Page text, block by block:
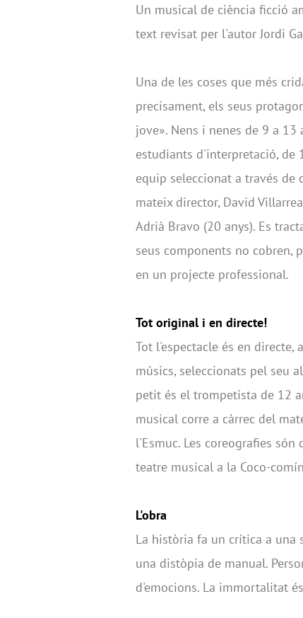
Un musical de ciència ficció
text revisat per l'autor Jordi
Una de les coses que més
precisament, els seus
jove». Nens i nenes de 9 a
estudiants d'interpretació, de
equip seleccionat a través de
mateix director, David
Adrià Bravo (20 anys). Es
seus components no cobren,
en un projecte professional.
Tot original i en directe!
Tot l'espectacle és en directe,
músics, seleccionats pel seu
petit és el trompetista de 12
musical corre a càrrec del
l'Esmuc. Les coreografies
teatre musical a la Coco-
L'obra
La història fa un crítica a una
una distòpia de manual.
d'emocions. La immortalitat